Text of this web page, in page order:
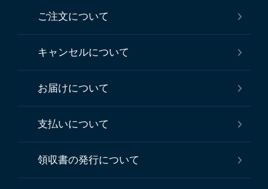
ご注文について
キャンセルについて
お届けについて
支払いについて
領収書の発行について